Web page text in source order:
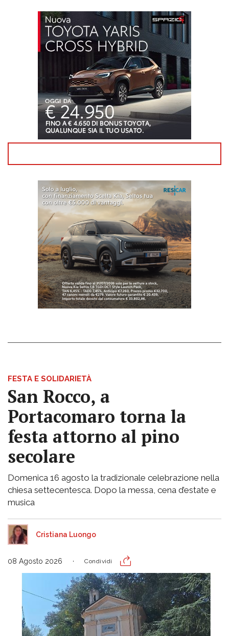
FESTA E SOLIDARIETÀ
San Rocco, a
Portacomaro torna la
festa attorno al pino
secolare
Domenica 16 agosto la tradizionale celebrazione nella
chiesa settecentesca. Dopo la messa, cena d’estate e
musica
Cristiana Luongo
08 Agosto 2026 Condividi